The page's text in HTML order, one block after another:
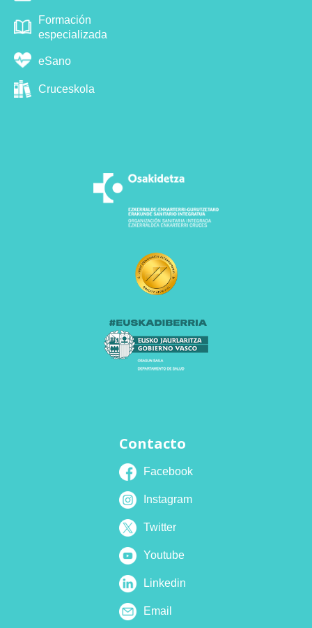
Formación
especializada
eSano
Cruceskola
Contacto
Facebook
Instagram
Twitter
Youtube
Linkedin
Email